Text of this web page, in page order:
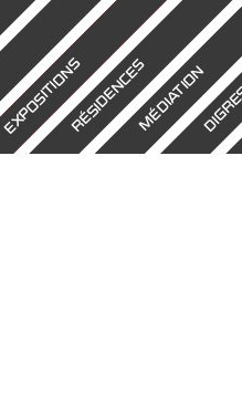
EXPOSITIONSRÉSIDENCESMÉDIATION